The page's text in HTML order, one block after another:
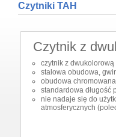
Czytniki TAH
Czytnik z
czytnik z dwukolorową
stalowa obudowa,
obudowa
standardowa długość
nie nadaje się do
atmosferycznych